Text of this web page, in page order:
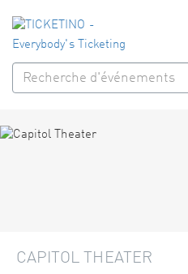
CAPITOL THEATER